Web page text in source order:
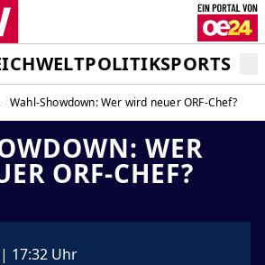
WELTPOLITIKSPORT
Wahl-Showdown: Wer wird neuer ORF-Chef?
WER
ORF-CHEF?
| 17:32 Uhr